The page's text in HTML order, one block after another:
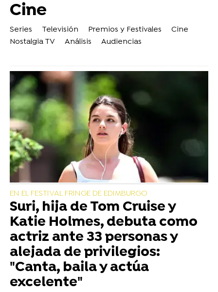
Cine
Series Televisión Premios y Festivales
Cine
Nostalgia TV
Análisis Audiencias
EN EL FESTIVAL FRINGE DE EDIMBURGO
Suri, hija de Tom Cruise y
Katie Holmes, debuta como
actriz ante 33 personas y
alejada de privilegios:
"Canta, baila y actúa
excelente"